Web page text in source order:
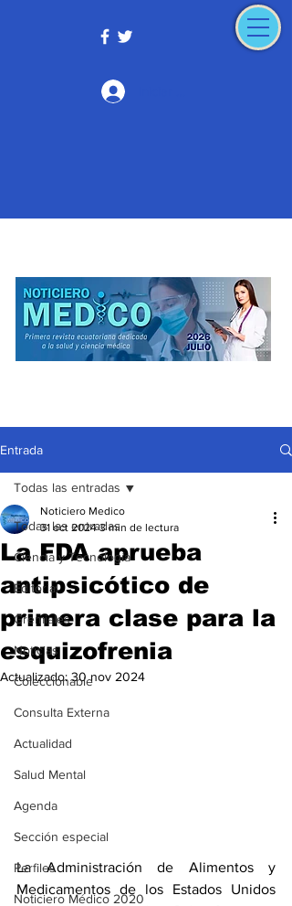
Entrada
Todas las entradas
Ciencia y Tecnología
Editorial
Gremiales
Noticias
Coleccionable
Consulta Externa
Actualidad
Salud Mental
Agenda
Sección especial
Perfiles
Noticiero Médico 2020
Todas las entradas
La FDA aprueba
antipsicótico de
primera clase para la
esquizofrenia
Noticiero Medico
31 oct 2024 3 min de lectura
Actualizado:30 nov 2024
La Administración de Alimentos y
Medicamentos de los Estados Unidos